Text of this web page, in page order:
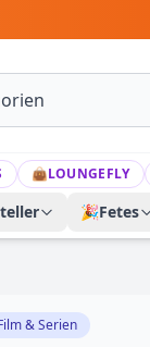
👜LOUNGEFLY
🎉Fetes
& Serien